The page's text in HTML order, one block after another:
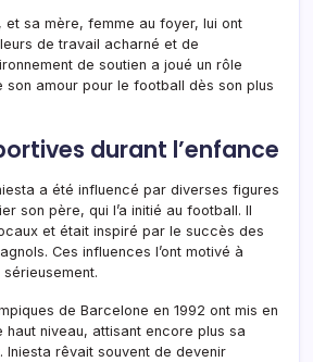
et sa mère, femme au foyer, lui ont
de travail acharné et de
de soutien a joué un rôle
son amour pour le football dès son plus
durant l’enfance
a été influencé par diverses figures
son père, qui l’a initié au football. Il
et était inspiré par le succès des
Ces influences l’ont motivé à
de Barcelone en 1992 ont mis en
haut niveau, attisant encore plus sa
Iniesta rêvait souvent de devenir